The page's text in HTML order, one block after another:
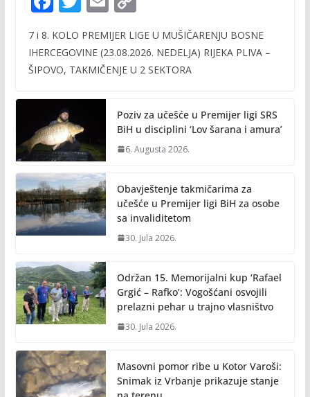
e
b
o
k
itt
er
ai
l
p
y
n
k
7 i 8. KOLO PREMIJER LIGE U MUŠIČARENJU BOSNE
IHERCEGOVINE (23.08.2026. NEDELJA) RIJEKA PLIVA –
ŠIPOVO, TAKMIČENJE U 2 SEKTORA
Poziv za učešće u Premijer ligi SRS
BiH u disciplini ‘Lov šarana i amura’
6. Augusta 2026.
Obavještenje takmičarima za
učešće u Premijer ligi BiH za osobe
sa invaliditetom
30. Jula 2026.
Održan 15. Memorijalni kup ‘Rafael
Grgić – Rafko’: Vogošćani osvojili
prelazni pehar u trajno vlasništvo
30. Jula 2026.
Masovni pomor ribe u Kotor Varoši:
Snimak iz Vrbanje prikazuje stanje